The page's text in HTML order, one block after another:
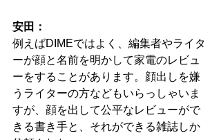
安田：
例えばDIMEではよく、編集者やライタ
ーが顔と名前を明かして家電のレビュ
ーをすることがあります。顔出しを嫌
うライターの方などもいらっしゃいま
すが、顔を出して公平なレビューがで
きる書き手と、それができる雑誌しか